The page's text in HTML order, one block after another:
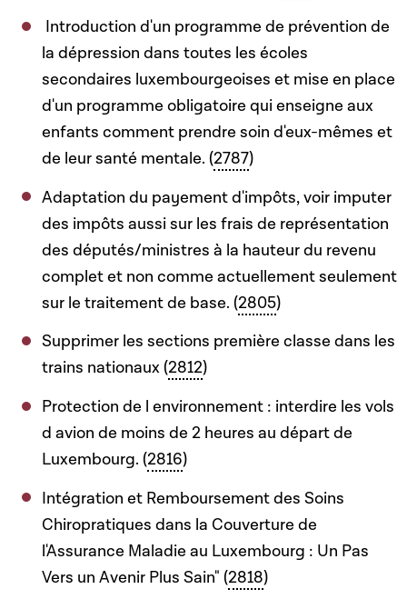
Introduction d'un programme de prévention de
la dépression dans toutes les écoles
secondaires luxembourgeoises et mise en place
d'un programme obligatoire qui enseigne aux
enfants comment prendre soin d'eux-mêmes et
de leur santé mentale. (2787)
Adaptation du payement d'impôts, voir imputer
des impôts aussi sur les frais de représentation
des députés/ministres à la hauteur du revenu
complet et non comme actuellement seulement
sur le traitement de base. (2805)
Supprimer les sections première classe dans les
trains nationaux (2812)
Protection de l environnement : interdire les vols
d avion de moins de 2 heures au départ de
Luxembourg. (2816)
Intégration et Remboursement des Soins
Chiropratiques dans la Couverture de
l'Assurance Maladie au Luxembourg : Un Pas
Vers un Avenir Plus Sain" (2818)